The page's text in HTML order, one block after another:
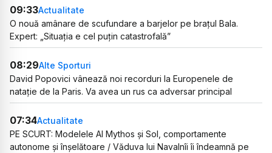
09:33Actualitate
O nouă amânare de scufundare a barjelor pe brațul Bala.
Expert: „Situația e cel puțin catastrofală”
08:29Alte Sporturi
David Popovici vânează noi recorduri la Europenele de
natație de la Paris. Va avea un rus ca adversar principal
07:34Actualitate
PE SCURT: Modelele AI Mythos și Sol, comportamente
autonome și înșelătoare / Văduva lui Navalnîi îi îndeamnă pe